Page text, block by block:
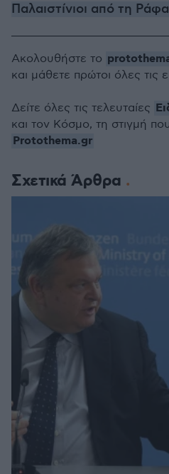
Παλαιστίνιοι από τη Ράφα
Σχετικά Άρθρα
Ακολουθήστε το
και μάθετε πρώτοι όλες τις
Δείτε όλες τις τελευταίες
και τον Κόσμο, τη στιγμή
Protothema.gr